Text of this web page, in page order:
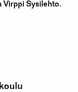
Virppi Sysilehto.